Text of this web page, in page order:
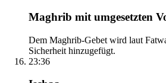
Maghrib mit umgesetzten
Dem Maghrib-Gebet wird laut
Sicherheit hinzugefügt.
23:36